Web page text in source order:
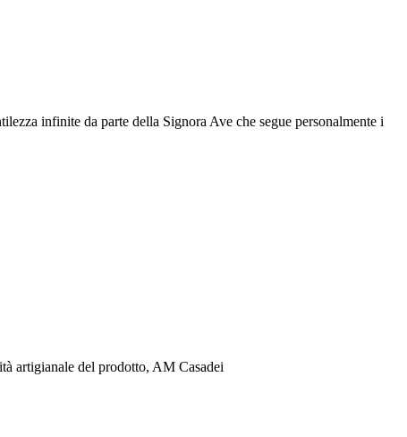
infinite da parte della Signora Ave che segue personalmente i
artigianale del prodotto, AM Casadei